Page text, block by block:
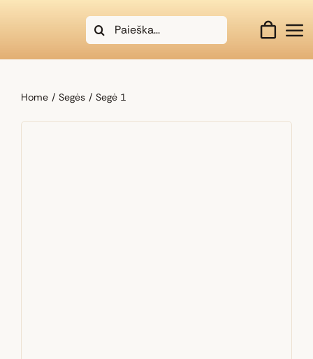
Search
for:
Home Segės Segė 1